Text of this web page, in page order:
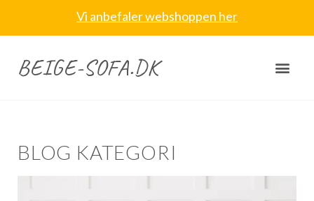
Vi anbefaler webshoppen her
BEIGE-SOFA.DK
BLOG KATEGORI